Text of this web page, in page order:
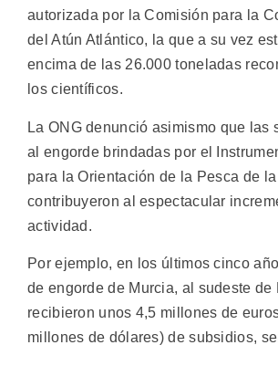
autorizada por la Comisión para la
del Atún Atlántico, la que a su vez
encima de las 26.000 toneladas
los científicos.
La ONG denunció asimismo que las
al engorde brindadas por el
para la Orientación de la Pesca de
contribuyeron al espectacular
actividad.
Por ejemplo, en los últimos cinco
de engorde de Murcia, al sudeste de
recibieron unos 4,5 millones de
millones de dólares) de subsidios,